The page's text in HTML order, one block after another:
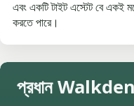
এবং একটি টাইট এস্টেট বে একই
করতে পারে।
প্রধান Walkden